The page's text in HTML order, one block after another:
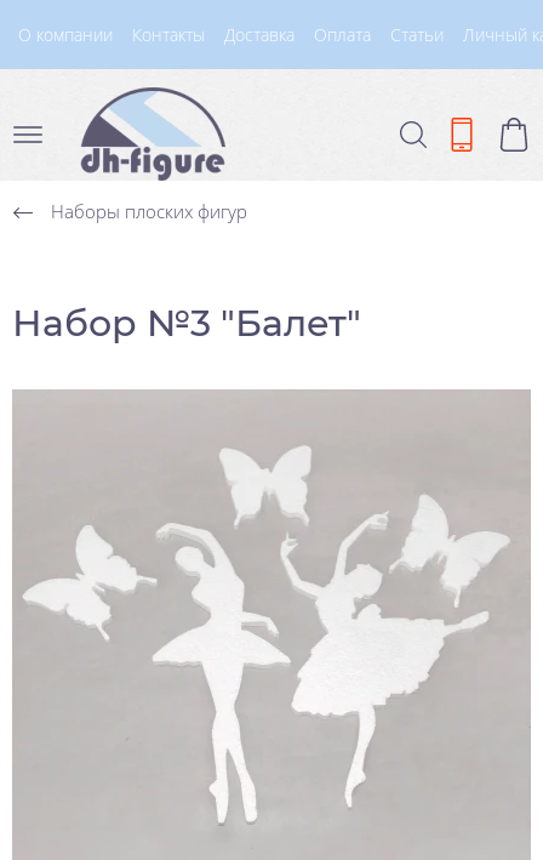
О компании Контакты Доставка Оплата Статьи Личный
Наборы плоских фигур
Набор №3 "Балет"